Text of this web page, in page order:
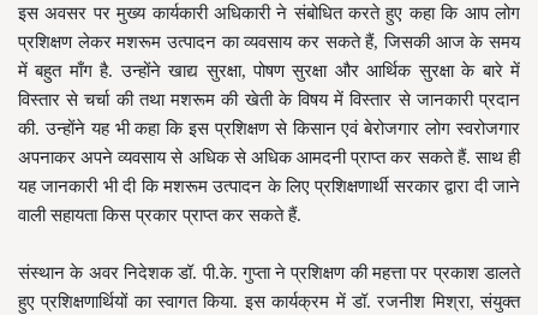
इस अवसर पर मुख्य कार्यकारी अधिकारी ने संबोधित करते हुए कहा कि आप लोग
प्रशिक्षण लेकर मशरूम उत्पादन का व्यवसाय कर सकते हैं, जिसकी आज के समय
में बहुत माँग है. उन्होंने खाद्य सुरक्षा, पोषण सुरक्षा और आर्थिक सुरक्षा के बारे में
विस्तार से चर्चा की तथा मशरूम की खेती के विषय में विस्तार से जानकारी प्रदान
की. उन्होंने यह भी कहा कि इस प्रशिक्षण से किसान एवं बेरोजगार लोग स्वरोजगार
अपनाकर अपने व्यवसाय से अधिक से अधिक आमदनी प्राप्त कर सकते हैं. साथ ही
यह जानकारी भी दी कि मशरूम उत्पादन के लिए प्रशिक्षणार्थी सरकार द्वारा दी जाने
वाली सहायता किस प्रकार प्राप्त कर सकते हैं.
संस्थान के अवर निदेशक डॉ. पी.के. गुप्ता ने प्रशिक्षण की महत्ता पर प्रकाश डालते
हुए प्रशिक्षणार्थियों का स्वागत किया. इस कार्यक्रम में डॉ. रजनीश मिश्रा, संयुक्त